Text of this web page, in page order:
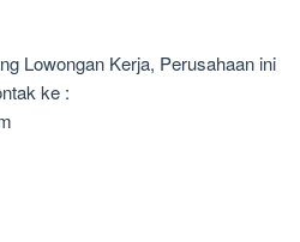
Lowongan Kerja, Perusahaan ini
ke :